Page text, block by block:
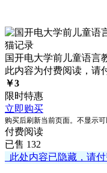
国开电大学前儿童语言
此内容为付费阅读，请
￥3
限时特惠
立即购买
购买后刷新当前页面。不显示
付费阅读
已售 132
此处内容已隐藏，请